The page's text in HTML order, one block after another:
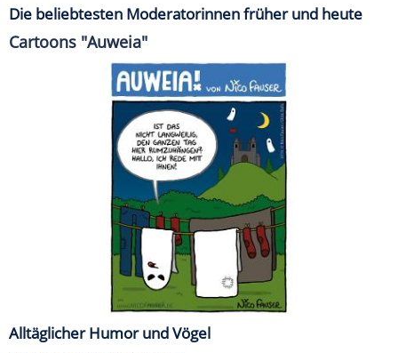
Die beliebtesten Moderatorinnen früher und heute
Cartoons "Auweia"
Alltäglicher Humor und Vögel